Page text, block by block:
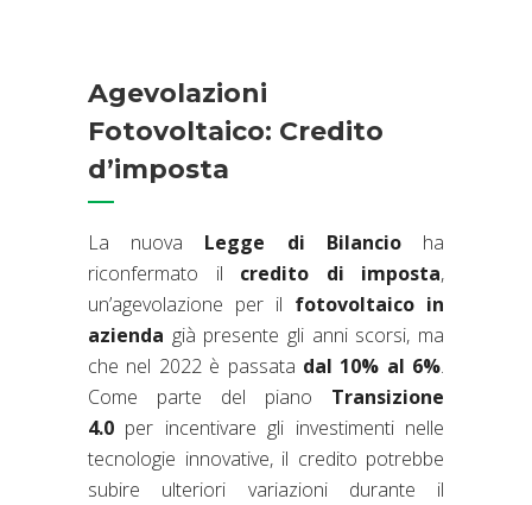
Agevolazioni
Fotovoltaico: Credito
d’imposta
La nuova Legge di Bilancioha
riconfermato il credito di imposta,
un’agevolazione per il fotovoltaico in
azienda già presente gli anni scorsi, ma
che nel 2022 è passata dal 10% al 6%.
Come parte del piano Transizione
4.0 per incentivare gli investimenti nelle
tecnologie innovative, il credito potrebbe
subire ulteriori variazioni durante il